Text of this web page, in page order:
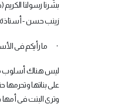
بشَّرنا رسولنا
زينب حسن - أستاذة
· ما رأيكم فى
ليس هناك أسلوب
على بناتها وتحرمها
وترى البنت فى أمها